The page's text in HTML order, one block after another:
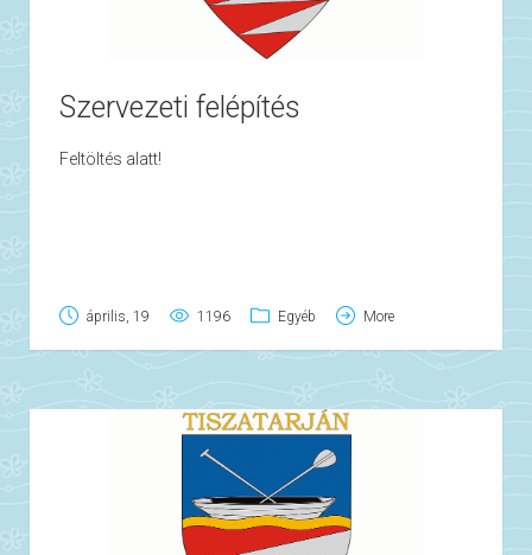
Szervezeti felépítés
Feltöltés alatt!
április, 19 1196 Egyéb More